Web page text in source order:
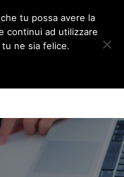
tu possa avere la
continui ad utilizzare
ne sia felice.